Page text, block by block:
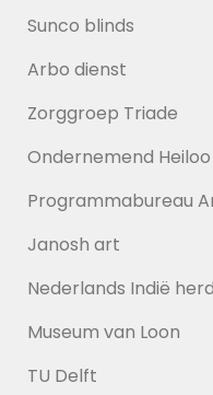
Sunco blinds
Arbo dienst
Zorggroep Triade
Ondernemend Heiloo
Programmabureau
Janosh art
Nederlands Indië
Museum van Loon
TU Delft